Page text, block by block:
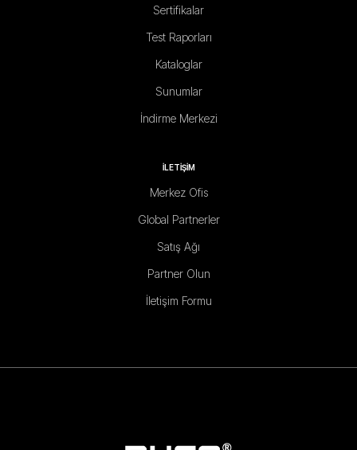
Sertifikalar
Test Raporları
Kataloglar
Sunumlar
İndirme Merkezi
İLETİŞİM
Merkez Ofis
Global Partnerler
Satış Ağı
Partner Olun
İletişim Formu